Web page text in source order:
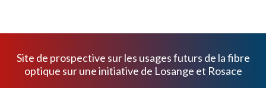
Site de prospective sur les usages futurs de la fibre
optique sur une initiative de Losange et Rosace